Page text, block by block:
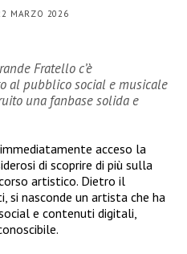
MARZO 2026
Fratello c’è
al pubblico social e musicale
una fanbase solida e
acceso la
di scoprire di più sulla
artistico. Dietro il
si nasconde un artista che ha
e contenuti digitali,